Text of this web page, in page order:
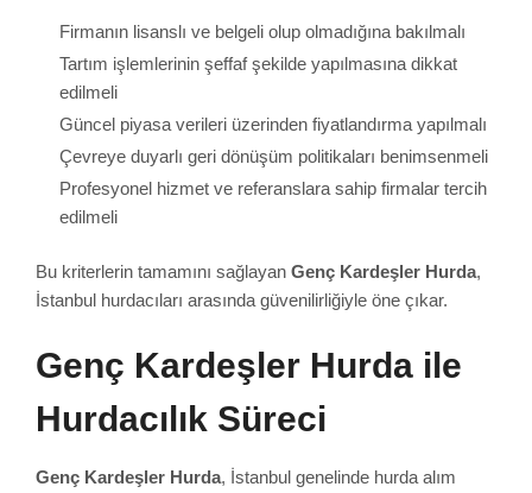
Firmanın lisanslı ve belgeli olup olmadığına bakılmalı
Tartım işlemlerinin şeffaf şekilde yapılmasına dikkat
edilmeli
Güncel piyasa verileri üzerinden fiyatlandırma yapılmalı
Çevreye duyarlı geri dönüşüm politikaları benimsenmeli
Profesyonel hizmet ve referanslara sahip firmalar tercih
edilmeli
Bu kriterlerin tamamını sağlayan Genç Kardeşler Hurda,
İstanbul hurdacıları arasında güvenilirliğiyle öne çıkar.
Genç Kardeşler Hurda ile
Hurdacılık Süreci
Genç Kardeşler Hurda, İstanbul genelinde hurda alım